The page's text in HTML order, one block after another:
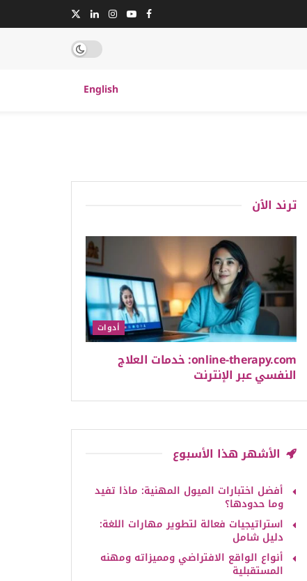
English
ترند الٱن
أدوات
online-therapy.com: خدمات العلاج
النفسي عبر الإنترنت
الأشهر هذا الأسبوع
أفضل اختبارات الميول المهنية: ماذا تفيد
وما حدودها؟
استراتيجيات فعالة لتطوير مهارات اللغة:
دليل شامل
أنواع الواقع الافتراضي ومميزاته ومهنه
المستقبلية